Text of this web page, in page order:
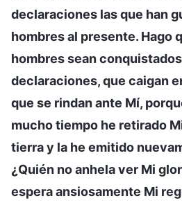
declaraciones las que han
hombres al presente. Hago
hombres sean
declaraciones, que caigan
que se rindan ante Mí,
mucho tiempo he retirado
tierra y la he emitido
¿Quién no anhela ver Mi
espera ansiosamente Mi